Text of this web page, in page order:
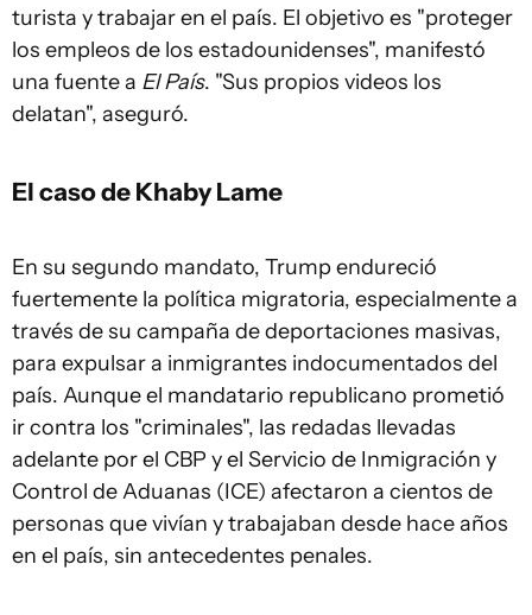
turista y trabajar en el país. El objetivo es "proteger
los empleos de los estadounidenses", manifestó
una fuente a El País. "Sus propios videos los
delatan", aseguró.
El caso de Khaby Lame
En su segundo mandato, Trump endureció
fuertemente la política migratoria, especialmente a
través de su campaña de deportaciones masivas,
para expulsar a inmigrantes indocumentados del
país. Aunque el mandatario republicano prometió
ir contra los "criminales", las redadas llevadas
adelante por el CBP y el Servicio de Inmigración y
Control de Aduanas (ICE) afectaron a cientos de
personas que vivían y trabajaban desde hace años
en el país, sin antecedentes penales.